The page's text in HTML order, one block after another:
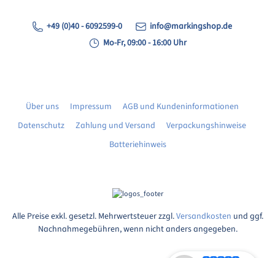
+49 (0)40 - 6092599-0
info@markingshop.de
Mo-Fr, 09:00 - 16:00 Uhr
Über uns Impressum
AGB und Kundeninformationen
Datenschutz
Zahlung und Versand
Verpackungshinweise
Batteriehinweis
Alle Preise exkl. gesetzl. Mehrwertsteuer zzgl.Versandkosten und ggf.
Nachnahmegebühren, wenn nicht anders angegeben.